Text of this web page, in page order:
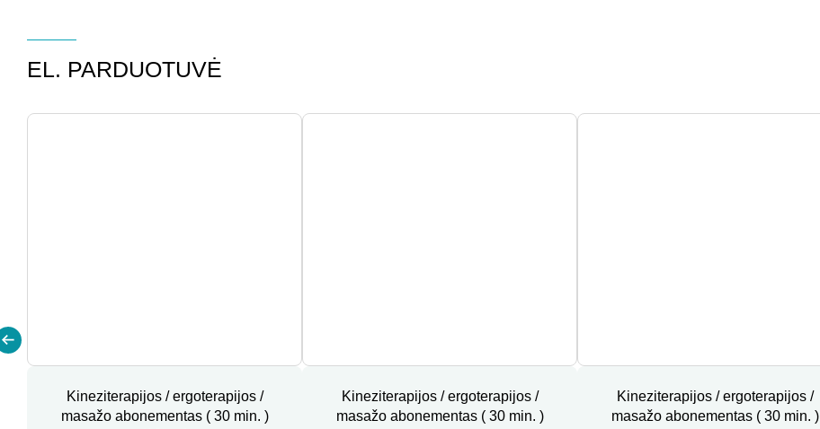
EL. PARDUOTUVĖ
Kineziterapijos / ergoterapijos /
masažo abonementas ( 30 min. )
Kineziterapijos / ergoterapijos /
masažo abonementas ( 30 min. )
Kineziterapijos / ergoterapijos /
masažo abonementas ( 30 min. )